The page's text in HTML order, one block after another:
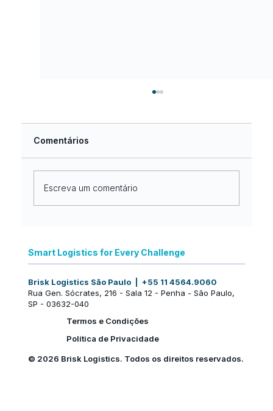
excelência no mercado internacional:
uma nova fase da Brisk Logistics
Comentários
Escreva um comentário
© 2026 Brisk Logistics. Todos os direitos reservados.
Brisk Logistics São Paulo | +55 11 4564.9060
Rua Gen. Sócrates, 216 - Sala 12 - Penha - São Paulo,
SP - 03632-040
Smart Logistics for Every Challenge
Termos e Condições
Política de Privacidade